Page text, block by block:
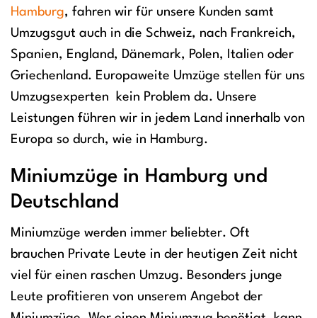
Hamburg, fahren wir für unsere Kunden samt
Umzugsgut auch in die Schweiz, nach Frankreich,
Spanien, England, Dänemark, Polen, Italien oder
Griechenland. Europaweite Umzüge stellen für uns
Umzugsexperten kein Problem da. Unsere
Leistungen führen wir in jedem Land innerhalb von
Europa so durch, wie in Hamburg.
Miniumzüge in Hamburg und
Deutschland
Miniumzüge werden immer beliebter. Oft
brauchen Private Leute in der heutigen Zeit nicht
viel für einen raschen Umzug. Besonders junge
Leute profitieren von unserem Angebot der